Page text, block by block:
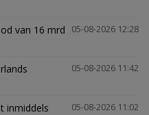
05-08-2026 12:28
van 16 mrd
05-08-2026 11:42
05-08-2026 11:02
inmiddels